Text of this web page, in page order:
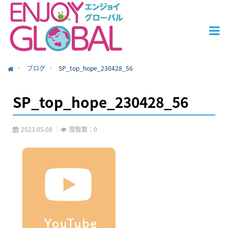
ブログ SP_top_hope_230428_56
SP_top_hope_230428_56
2023.05.08 閲覧数：0